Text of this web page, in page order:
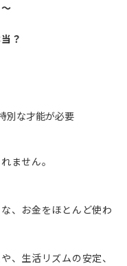
？
才能が必要
ません。
、お金をほとんど使わ
、生活リズムの安定、